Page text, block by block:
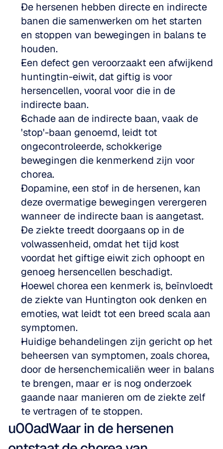
De hersenen hebben directe en indirecte
banen die samenwerken om het starten
en stoppen van bewegingen in balans te
houden.
Een defect gen veroorzaakt een afwijkend
huntingtin-eiwit, dat giftig is voor
hersencellen, vooral voor die in de
indirecte baan.
Schade aan de indirecte baan, vaak de
'stop'-baan genoemd, leidt tot
ongecontroleerde, schokkerige
bewegingen die kenmerkend zijn voor
chorea.
Dopamine, een stof in de hersenen, kan
deze overmatige bewegingen verergeren
wanneer de indirecte baan is aangetast.
De ziekte treedt doorgaans op in de
volwassenheid, omdat het tijd kost
voordat het giftige eiwit zich ophoopt en
genoeg hersencellen beschadigt.
Hoewel chorea een kenmerk is, beïnvloedt
de ziekte van Huntington ook denken en
emoties, wat leidt tot een breed scala aan
symptomen.
Huidige behandelingen zijn gericht op het
beheersen van symptomen, zoals chorea,
door de hersenchemicaliën weer in balans
te brengen, maar er is nog onderzoek
gaande naar manieren om de ziekte zelf
te vertragen of te stoppen.
u00adWaar in de hersenen